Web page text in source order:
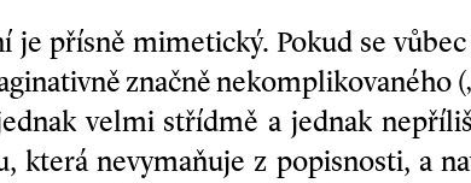
je přísně mimetický. Pokud se
značně nekomplikovaného
velmi střídmě a jednak
která nevymaňuje z popisnosti, a